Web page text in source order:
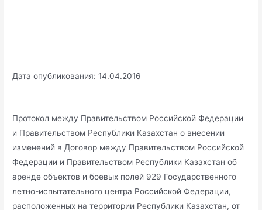
Дата опубликования: 14.04.2016
Протокол между Правительством Российской Федерации
и Правительством Республики Казахстан о внесении
изменений в Договор между Правительством Российской
Федерации и Правительством Республики Казахстан об
аренде объектов и боевых полей 929 Государственного
летно-испытательного центра Российской Федерации,
расположенных на территории Республики Казахстан, от